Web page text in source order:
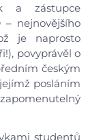
a zástupce
– nejnovějšího
je naprosto
povyprávěl o
českým
posláním
studentů